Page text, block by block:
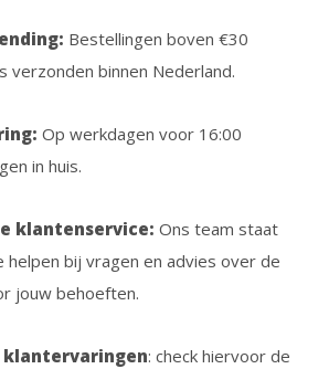
Bestellingen boven €30
verzonden binnen Nederland.
Op werkdagen voor 16:00
in huis.
klantenservice: Ons team staat
helpen bij vragen en advies over de
jouw behoeften.
klantervaringen: check hiervoor de